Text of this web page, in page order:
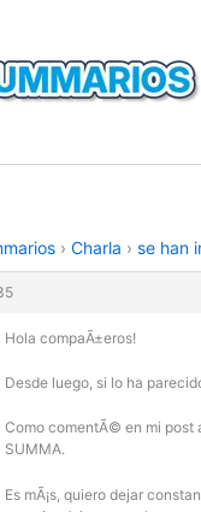
› Charla › se han
Hola compaÃ±eros!
Desde luego, si lo ha
Como comentÃ© en mi post
SUMMA.
Es mÃ¡s, quiero dejar